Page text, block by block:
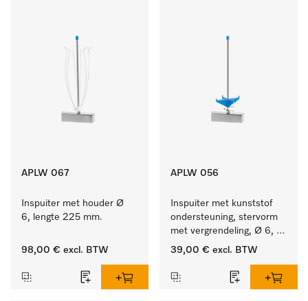
APLW 067
Inspuiter met houder Ø
6, lengte 225 mm.
98,00 € excl. BTW
APLW 056
Inspuiter met kunststof
ondersteuning, stervorm
met vergrendeling, Ø 6,
lengte 225 mm.
39,00 € excl. BTW